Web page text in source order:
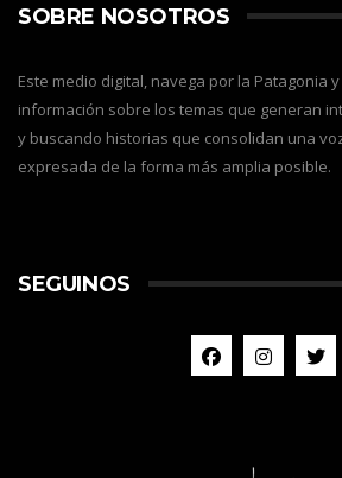
SOBRE NOSOTROS
Este medio digital, navega por la Patagonia
información sobre los temas que generan
y buscando historias que consolidan una
expresada de la forma más amplia posible.
SEGUINOS